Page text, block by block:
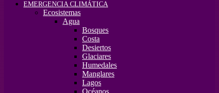
EMERGENCIA CLIMÁTICA
Ecosistemas
Agua
Bosques
Costa
Desiertos
Glaciares
Humedales
Manglares
Lagos
Océanos